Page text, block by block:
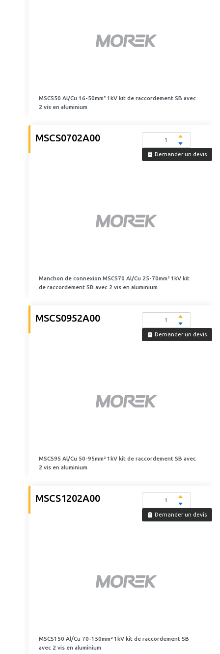
MSCS50 Al/Cu 16-50mm² 1kV kit de raccordement SB avec
2 vis en aluminium
MSCS0702A00
Demander un devis
Manchon de connexion MSCS70 Al/Cu 25-70mm² 1kV kit
de raccordement SB avec 2 vis en aluminium
MSCS0952A00
Demander un devis
MSCS95 Al/Cu 50-95mm² 1kV kit de raccordement SB avec
2 vis en aluminium
MSCS1202A00
Demander un devis
MSCS150 Al/Cu 70-150mm² 1kV kit de raccordement SB
avec 2 vis en aluminium